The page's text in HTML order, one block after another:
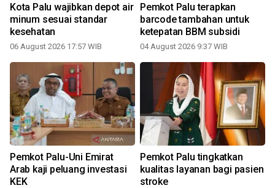
Kota Palu wajibkan depot air
minum sesuai standar
kesehatan
06 August 2026 17:57 WIB
Pemkot Palu terapkan
barcode tambahan untuk
ketepatan BBM subsidi
04 August 2026 9:37 WIB
Pemkot Palu-Uni Emirat
Arab kaji peluang investasi
KEK
Pemkot Palu tingkatkan
kualitas layanan bagi pasien
stroke